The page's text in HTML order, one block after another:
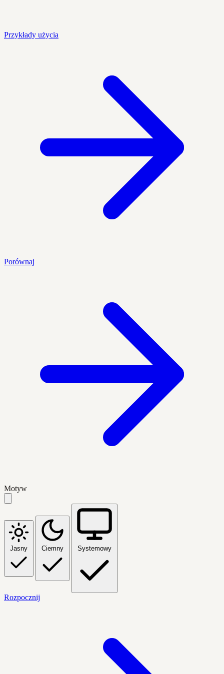
Przykłady użycia
Porównaj
Motyw
Jasny Ciemny Systemowy
Rozpocznij